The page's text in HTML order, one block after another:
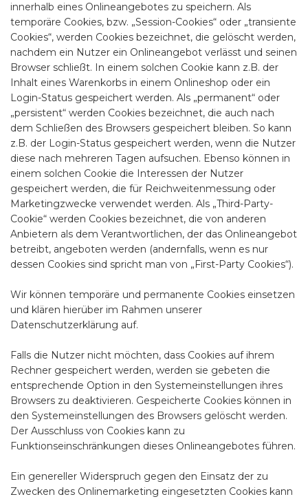
innerhalb eines Onlineangebotes zu speichern. Als
temporäre Cookies, bzw. „Session-Cookies“ oder „transiente
Cookies“, werden Cookies bezeichnet, die gelöscht werden,
nachdem ein Nutzer ein Onlineangebot verlässt und seinen
Browser schließt. In einem solchen Cookie kann z.B. der
Inhalt eines Warenkorbs in einem Onlineshop oder ein
Login-Status gespeichert werden. Als „permanent“ oder
„persistent“ werden Cookies bezeichnet, die auch nach
dem Schließen des Browsers gespeichert bleiben. So kann
z.B. der Login-Status gespeichert werden, wenn die Nutzer
diese nach mehreren Tagen aufsuchen. Ebenso können in
einem solchen Cookie die Interessen der Nutzer
gespeichert werden, die für Reichweitenmessung oder
Marketingzwecke verwendet werden. Als „Third-Party-
Cookie“ werden Cookies bezeichnet, die von anderen
Anbietern als dem Verantwortlichen, der das Onlineangebot
betreibt, angeboten werden (andernfalls, wenn es nur
dessen Cookies sind spricht man von „First-Party Cookies“).
Wir können temporäre und permanente Cookies einsetzen
und klären hierüber im Rahmen unserer
Datenschutzerklärung auf.
Falls die Nutzer nicht möchten, dass Cookies auf ihrem
Rechner gespeichert werden, werden sie gebeten die
entsprechende Option in den Systemeinstellungen ihres
Browsers zu deaktivieren. Gespeicherte Cookies können in
den Systemeinstellungen des Browsers gelöscht werden.
Der Ausschluss von Cookies kann zu
Funktionseinschränkungen dieses Onlineangebotes führen.
Ein genereller Widerspruch gegen den Einsatz der zu
Zwecken des Onlinemarketing eingesetzten Cookies kann